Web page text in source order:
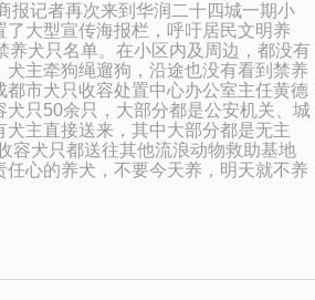
记者再次来到华润二十四城一期小
了大型宣传海报栏，呼吁居民文明养
养犬只名单。在小区内及周边，都没有
犬主牵狗绳遛狗，沿途也没有看到禁养
犬只收容处置中心办公室主任黄德
犬只50余只，大部分都是公安机关、城
犬主直接送来，其中大部分都是无主
容犬只都送往其他流浪动物救助基地
任心的养犬，不要今天养，明天就不养